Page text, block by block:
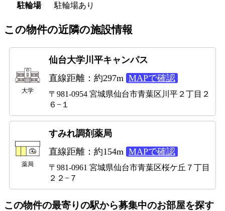
駐輪場 駐輪場あり
この物件の近隣の施設情報
大学
仙台大学川平キャンパス
直線距離：約297m MAPで確認
〒981-0954 宮城県仙台市青葉区川平２丁目２
６−１
薬局
すみれ調剤薬局
直線距離：約154m MAPで確認
〒981-0961 宮城県仙台市青葉区桜ケ丘７丁目
２２−７
この物件の最寄りの駅から募集中のお部屋を探す